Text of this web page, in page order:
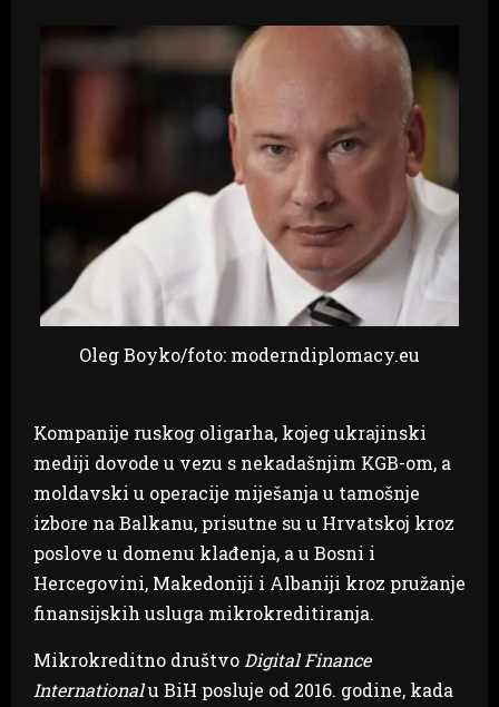
Oleg Boyko/foto: moderndiplomacy.eu
Kompanije ruskog oligarha, kojeg ukrajinski
mediji dovode u vezu s nekadašnjim KGB-om, a
moldavski u operacije miješanja u tamošnje
izbore na Balkanu, prisutne su u Hrvatskoj kroz
poslove u domenu klađenja, a u Bosni i
Hercegovini, Makedoniji i Albaniji kroz pružanje
finansijskih usluga mikrokreditiranja.
Mikrokreditno društvoDigital Finance
Internationalu BiH posluje od 2016. godine, kada